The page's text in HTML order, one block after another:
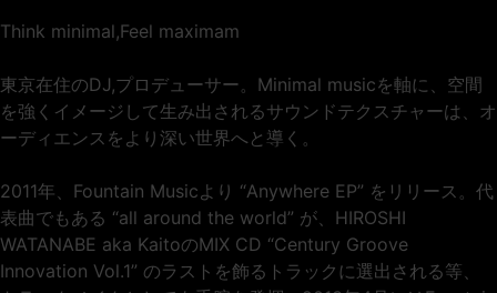
Think minimal,Feel maximam
東京在住のDJ,プロデューサー。Minimal musicを軸に、空間
を強くイメージして生み出されるサウンドテクスチャーは、オ
ーディエンスをより深い世界へと導く。
2011年、Fountain Musicより “Anywhere EP” をリリース。代
表曲でもある “all around the world” が、HIROSHI
WATANABE aka KaitoのMIX CD “Century Groove
Innovation Vol.1” のラストを飾るトラックに選出される等、